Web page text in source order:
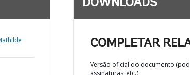
DOWNLOADS
COMPLETAR
Versão oficial do documento
assinaturas, etc.)